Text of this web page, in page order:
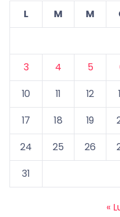
L
M M
3
4 5
10
11 12
17
18 19
24
25 26
31
«